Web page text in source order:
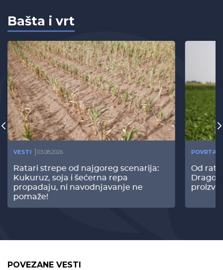
Bašta i vrt
VESTI 03.08.2026
Ratari strepe od najgoreg scenarija:
Kukuruz, soja i šećerna repa
propadaju, ni navodnjavanje ne
pomaže!
Od
POVEZANE VESTI